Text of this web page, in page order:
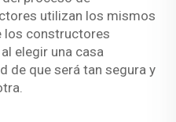
utilizan los mismos
los constructores
elegir una casa
de que será tan segura y